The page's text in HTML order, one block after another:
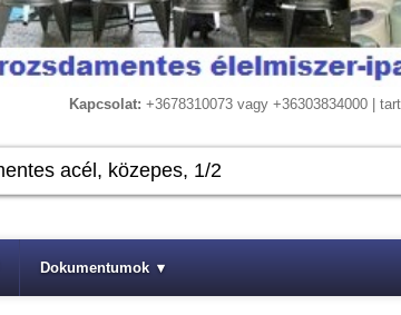
Kapcsolat: +3678310073 vagy +36303834000 |
Dokumentumok ▾